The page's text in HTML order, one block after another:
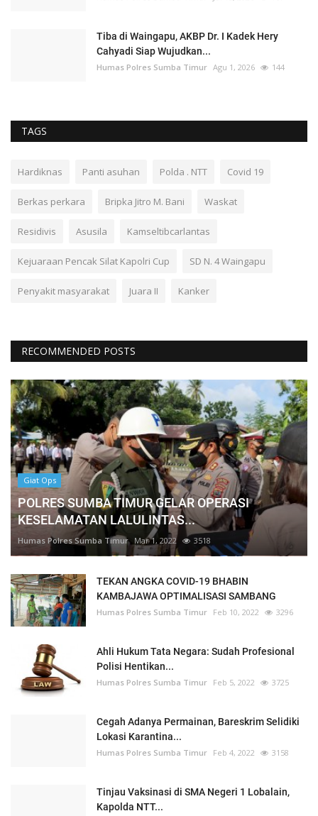
Tiba di Waingapu, AKBP Dr. I Kadek Hery
Cahyadi Siap Wujudkan...
Humas Polres Sumba Timur Agu 1, 2026 144
TAGS
Hardiknas Panti asuhan Polda . NTT Covid 19
Berkas perkara Bripka Jitro M. Bani Waskat
Residivis Asusila Kamseltibcarlantas
Kejuaraan Pencak Silat Kapolri Cup SD N. 4 Waingapu
Penyakit masyarakat Juara II Kanker
RECOMMENDED POSTS
Giat Ops
POLRES SUMBA TIMUR GELAR OPERASI
KESELAMATAN LALULINTAS...
Humas Polres Sumba Timur Mar 1, 2022 3518
TEKAN ANGKA COVID-19 BHABIN
KAMBAJAWA OPTIMALISASI SAMBANG
Humas Polres Sumba Timur Feb 10, 2022 3296
Ahli Hukum Tata Negara: Sudah Profesional
Polisi Hentikan...
Humas Polres Sumba Timur Feb 5, 2022 3725
Cegah Adanya Permainan, Bareskrim Selidiki
Lokasi Karantina...
Humas Polres Sumba Timur Feb 4, 2022 3158
Tinjau Vaksinasi di SMA Negeri 1 Lobalain,
Kapolda NTT...